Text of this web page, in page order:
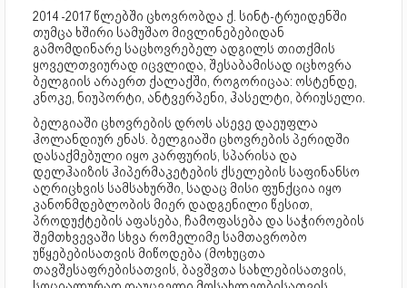
2014 -2017 წლებში ცხოვრობდა ქ. სინტ-ტრუიდენში
თუმცა ხშირი სამუშაო მივლინებებიდან
გამომდინარე საცხოვრებელ ადგილს თითქმის
ყოველთვიურად იცვლიდა, შესაბამისად იცხოვრა
ბელგიის არაერთ ქალაქში, როგორიცაა: ოსტენდე,
კნოკე, ნიუპორტი, ანტვერპენი, ჰასელტი, ბრიუსელი.
ბელგიაში ცხოვრების დროს ასევე დაეუფლა
ჰოლანდიურ ენას. ბელგიაში ცხოვრების პერიდში
დასაქმებული იყო კარფურის, სპარისა და
დელჰაიზის ჰიპერმაკეტების ქსელების საფინანსო
აღრიცხვის სამსახურში, სადაც მისი ფუნქცია იყო
კანონმდებლობის მიერ დადგენილი წესით,
პროდუქტების აფასება, ჩამოფასება და საჭიროების
შემთხვევაში სხვა რომელიმე სამთავრობო
უწყებებისათვის მიწოდება (მოხუცთა
თავშესაფრებისათვის, ბავშვთა სახლებისათვის,